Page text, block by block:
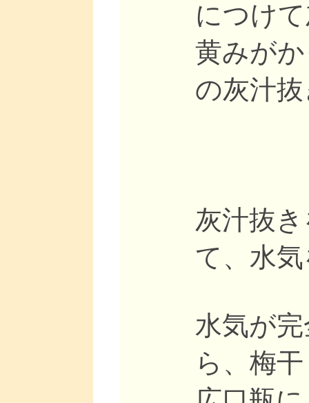
につけ
黄みが
の灰汁
灰汁抜
て、水
水気が
ら、梅